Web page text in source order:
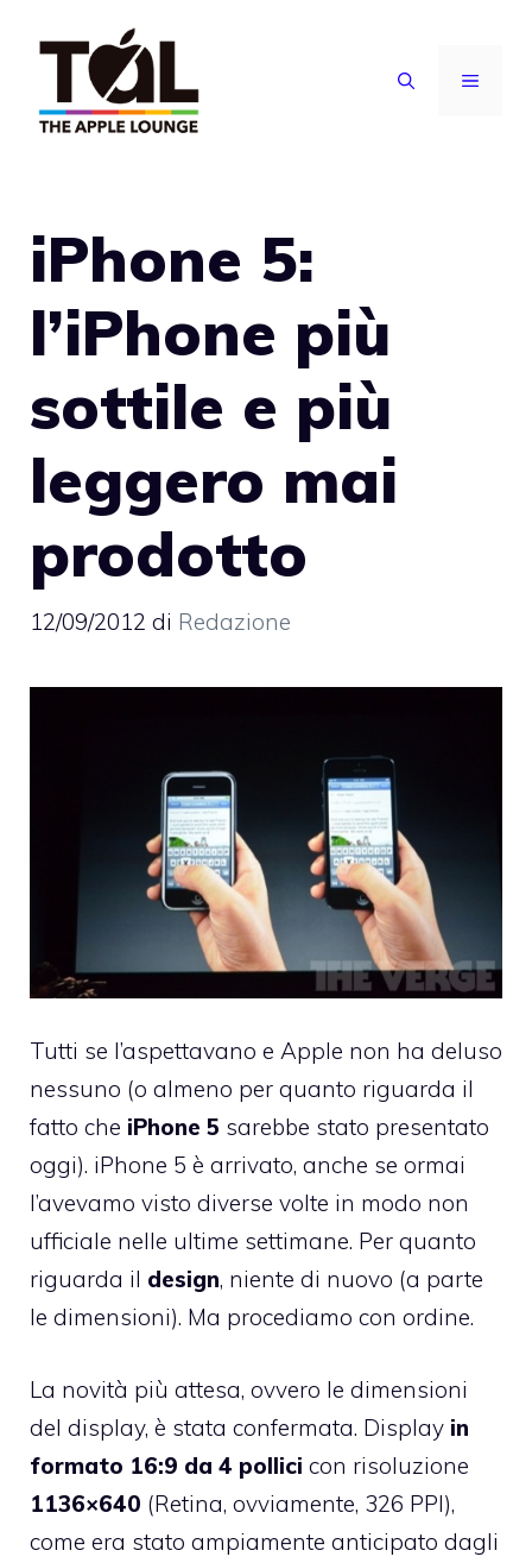
contenuto
MENU
iPhone 5:
l’iPhone più
sottile e più
leggero mai
prodotto
12/09/2012 di Redazione
Tutti se l’aspettavano e Apple non ha deluso
nessuno (o almeno per quanto riguarda il
fatto che iPhone 5 sarebbe stato presentato
oggi). iPhone 5 è arrivato, anche se ormai
l’avevamo visto diverse volte in modo non
ufficiale nelle ultime settimane. Per quanto
riguarda il design, niente di nuovo (a parte
le dimensioni). Ma procediamo con ordine.
La novità più attesa, ovvero le dimensioni
del display, è stata confermata. Display in
formato 16:9 da 4 pollici con risoluzione
1136×640 (Retina, ovviamente, 326 PPI),
come era stato ampiamente anticipato dagli